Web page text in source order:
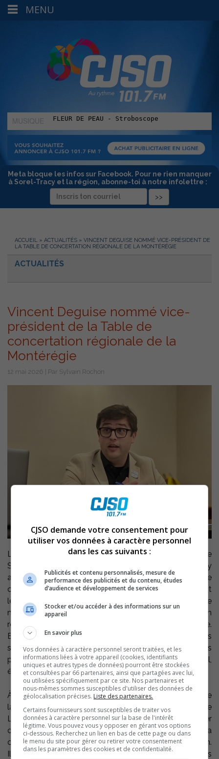
MUSIQUE
:
Meta bloque les infos sur Facebook. Pour ne rien manquer
à Sorel-Tracy et la région, abonne-toi à notre infolettre :
ACCUEIL » ACTUALITÉS » VINCENT DEGUISE NOMMÉ VICE-PRÉSIDENT DE
LA TABLE DE CONCERTATION RÉGIONALE DE LA MONTÉRÉGIE
ACTUALITÉS
Vincent Deguise nommé vice-
président de la Table de
concertation régionale de la
Montérégie
12 mai 2026 | Par Sylvain Rochon
Le préfet de la MRC de Pierre-De Saurel, le maire de
Saint-Joseph-de-Sorel Vincent Deguise, est devenu, il y
a quelques semaines, vice-président de la Table de
concertation régionale de la Montérégie. L’instance réunit
les élus des MRC et de l’agglomération de Longueuil. Le
mandat de la Table est de favoriser la concertation
régionale et le développement harmonieux du territoire.
Elle exerce ce mandat par la mise en œuvre d’ententes
sectorielles et le soutien à des projets structurants dans
plusieurs domaines, dont le développement social,
économique et territorial.
À la suite de l’arrivée d’un nouveau-né dans la famille de
la présidente de la Table, Catherine Fournier, mairesse de
Longueuil, M. Deguise sera appelé, au besoin, à appuyer
certaines fonctions liées à la présidence afin d’assurer la
continuité des activités et des priorités de l’organisation.
Il contribuera notamment à la tenue de certaines
MENU
CJSO demande votre consentement pour
utiliser vos données à caractère personnel
dans les cas suivants :
Publicités et contenu personnalisés, mesure de
performance des publicités et du contenu, études
d’audience et développement de services
Stocker et/ou accéder à des informations sur un
appareil
En savoir plus
Vos données à caractère personnel seront traitées, et les
informations liées à votre appareil (cookies, identifiants
uniques et autres types de données) pourront être stockées
et consultées par 66 partenaires, ainsi que partagées avec lui,
ou utilisées spécifiquement par ce site. Nos partenaires et
nous-mêmes sommes susceptibles d'utiliser des données de
géolocalisation précises. Liste des partenaires.
Certains fournisseurs sont susceptibles de traiter vos
données à caractère personnel sur la base de l'intérêt
légitime. Vous pouvez vous y opposer en gérant vos options
ci-dessous. Recherchez un lien en bas de cette page ou dans
le menu du site pour gérer ou retirer votre consentement
dans les paramètres des cookies et de confidentialité.